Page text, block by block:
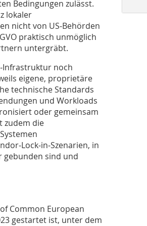
Bedingungen zulässt.
lokaler
nicht von US‑Behörden
praktisch unmöglich
untergräbt.
noch
eigene, proprietäre
technische Standards
und Workloads
oder gemeinsam
zudem die
in
gebunden sind und
Common European
­gestartet ist, unter dem